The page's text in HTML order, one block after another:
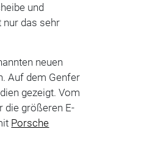
und
das sehr
neuen
Auf dem Genfer
gezeigt. Vom
die größeren E-
Porsche